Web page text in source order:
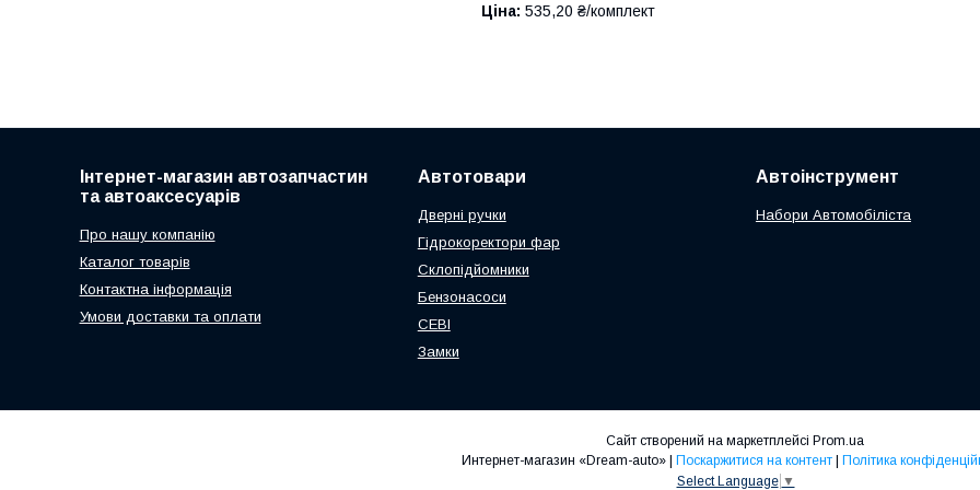
Ціна: 535,20 ₴/комплект
Інтернет-магазин автозапчастин
та автоаксесуарів
Про нашу компанію
Каталог товарів
Контактна інформація
Умови доставки та оплати
Автотовари
Дверні ручки
Гідрокоректори фар
Склопідйомники
Бензонасоси
СЕВІ
Замки
Автоінструмент
Набори Автомобіліста
Сайт створений на маркетплейсі Prom.ua
Интернет-магазин «Dream-auto» | Поскаржитися на контент | Політика
Select Language ▼